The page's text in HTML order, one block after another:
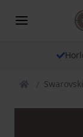
Swarovski